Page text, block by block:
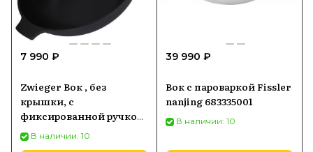
7 990 ₽
Zwieger Вок , без
крышки, с
фиксированной ручкой
32 см Greblon C3+
В наличии: 10
39 990 ₽
Вок с пароваркой Fissler
nanjing 683335001
В наличии: 10